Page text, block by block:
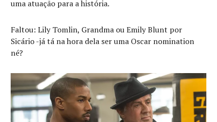
uma atuação para a história.
Faltou: Lily Tomlin, Grandma ou Emily Blunt por
Sicário -já tá na hora dela ser uma Oscar nomination
né?